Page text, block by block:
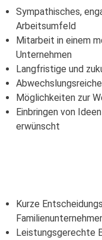
Sympathisches,
Arbeitsumfeld
Mitarbeit in einem
Unternehmen
Langfristige und
Möglichkeiten zur
Einbringen von
erwünscht
Kurze
Leistungsgerechte